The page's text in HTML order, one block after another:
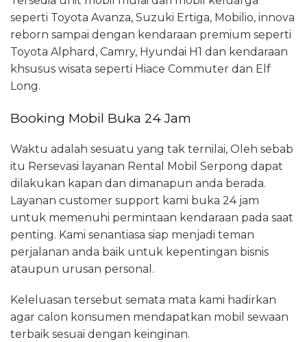
seperti Toyota Avanza, Suzuki Ertiga, Mobilio, innova
reborn sampai dengan kendaraan premium seperti
Toyota Alphard, Camry, Hyundai H1 dan kendaraan
khsusus wisata seperti Hiace Commuter dan Elf
Long.
Booking Mobil Buka 24 Jam
Waktu adalah sesuatu yang tak ternilai, Oleh sebab
itu Rersevasi layanan Rental Mobil Serpong dapat
dilakukan kapan dan dimanapun anda berada.
Layanan customer support kami buka 24 jam
untuk memenuhi permintaan kendaraan pada saat
penting. Kami senantiasa siap menjadi teman
perjalanan anda baik untuk kepentingan bisnis
ataupun urusan personal.
Keleluasan tersebut semata mata kami hadirkan
agar calon konsumen mendapatkan mobil sewaan
terbaik sesuai dengan keinginan.